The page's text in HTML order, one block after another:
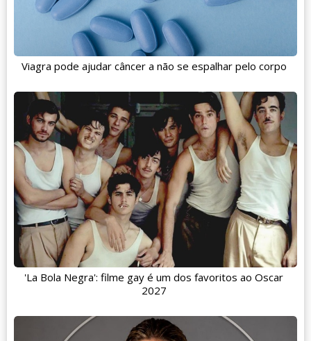
Viagra pode ajudar câncer a não se espalhar pelo corpo
'La Bola Negra': filme gay é um dos favoritos ao Oscar
2027